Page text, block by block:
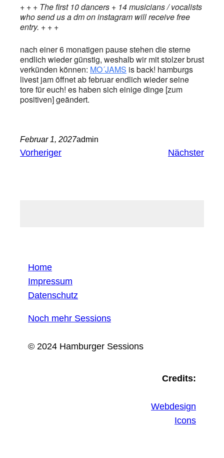
+ + + The first 10 dancers + 14 musicians / vocalists
who send us a dm on instagram will receive free
entry. + + +
nach einer 6 monatigen pause stehen die sterne
endlich wieder günstig, weshalb wir mit stolzer brust
verkünden können: MO´JAMS is back! hamburgs
livest jam öffnet ab februar endlich wieder seine
tore für euch! es haben sich einige dinge [zum
positiven] geändert.
Februar 1, 2027admin
Vorheriger Nächster
Home
Impressum
Datenschutz
Noch mehr Sessions
© 2024 Hamburger Sessions
Credits:
Webdesign
Icons